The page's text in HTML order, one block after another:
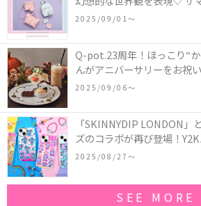
ツインスターズ』50周年ア
2025/09/01〜
Q-pot.23周年！ほっこり“
んがアニバーサリーをお祝
ーキアクセサリー」が新発
「かぼちゃのオバケーキプ
2025/09/06〜
「SKINNYDIP LONDON」
ズのコラボが再び登場！
作コレクションを発売♪
2025/08/27〜
SEE MORE